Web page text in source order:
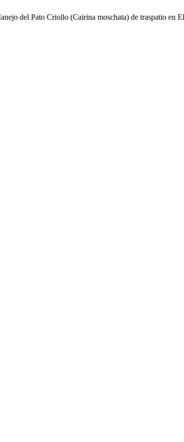
del Pato Criollo (Cairina moschata) de traspatio en